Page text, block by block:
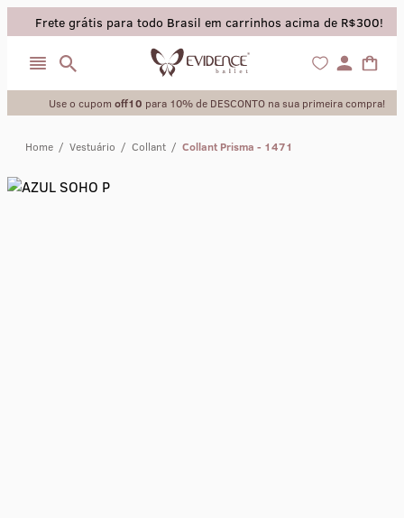
Frete grátis para todo Brasil em carrinhos acima de R$300!
Use o cupom off10 para 10% de DESCONTO na sua primeira compra!
Home / Vestuário / Collant / Collant Prisma - 1471